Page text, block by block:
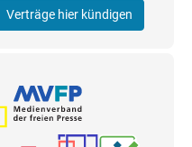
Verträge hier kündigen